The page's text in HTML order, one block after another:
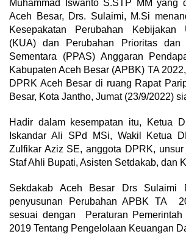
Muhammad Iswanto S.STP MM yang
Aceh Besar, Drs. Sulaimi, M.Si
Kesepakatan Perubahan Kebijakan
(KUA) dan Perubahan Prioritas dan
Sementara (PPAS) Anggaran
Kabupaten Aceh Besar (APBK) TA
DPRK Aceh Besar di ruang Rapat
Besar, Kota Jantho, Jumat (23/9/2022)
Hadir dalam kesempatan itu, Ketua
Iskandar Ali SPd MSi, Wakil Ketua
Zulfikar Aziz SE, anggota DPRK, unsur
Staf Ahli Bupati, Asisten Setdakab, dan
Sekdakab Aceh Besar Drs Sulaimi
penyusunan Perubahan APBK TA
sesuai dengan Peraturan Pemerintah
2019 Tentang Pengelolaan Keuangan